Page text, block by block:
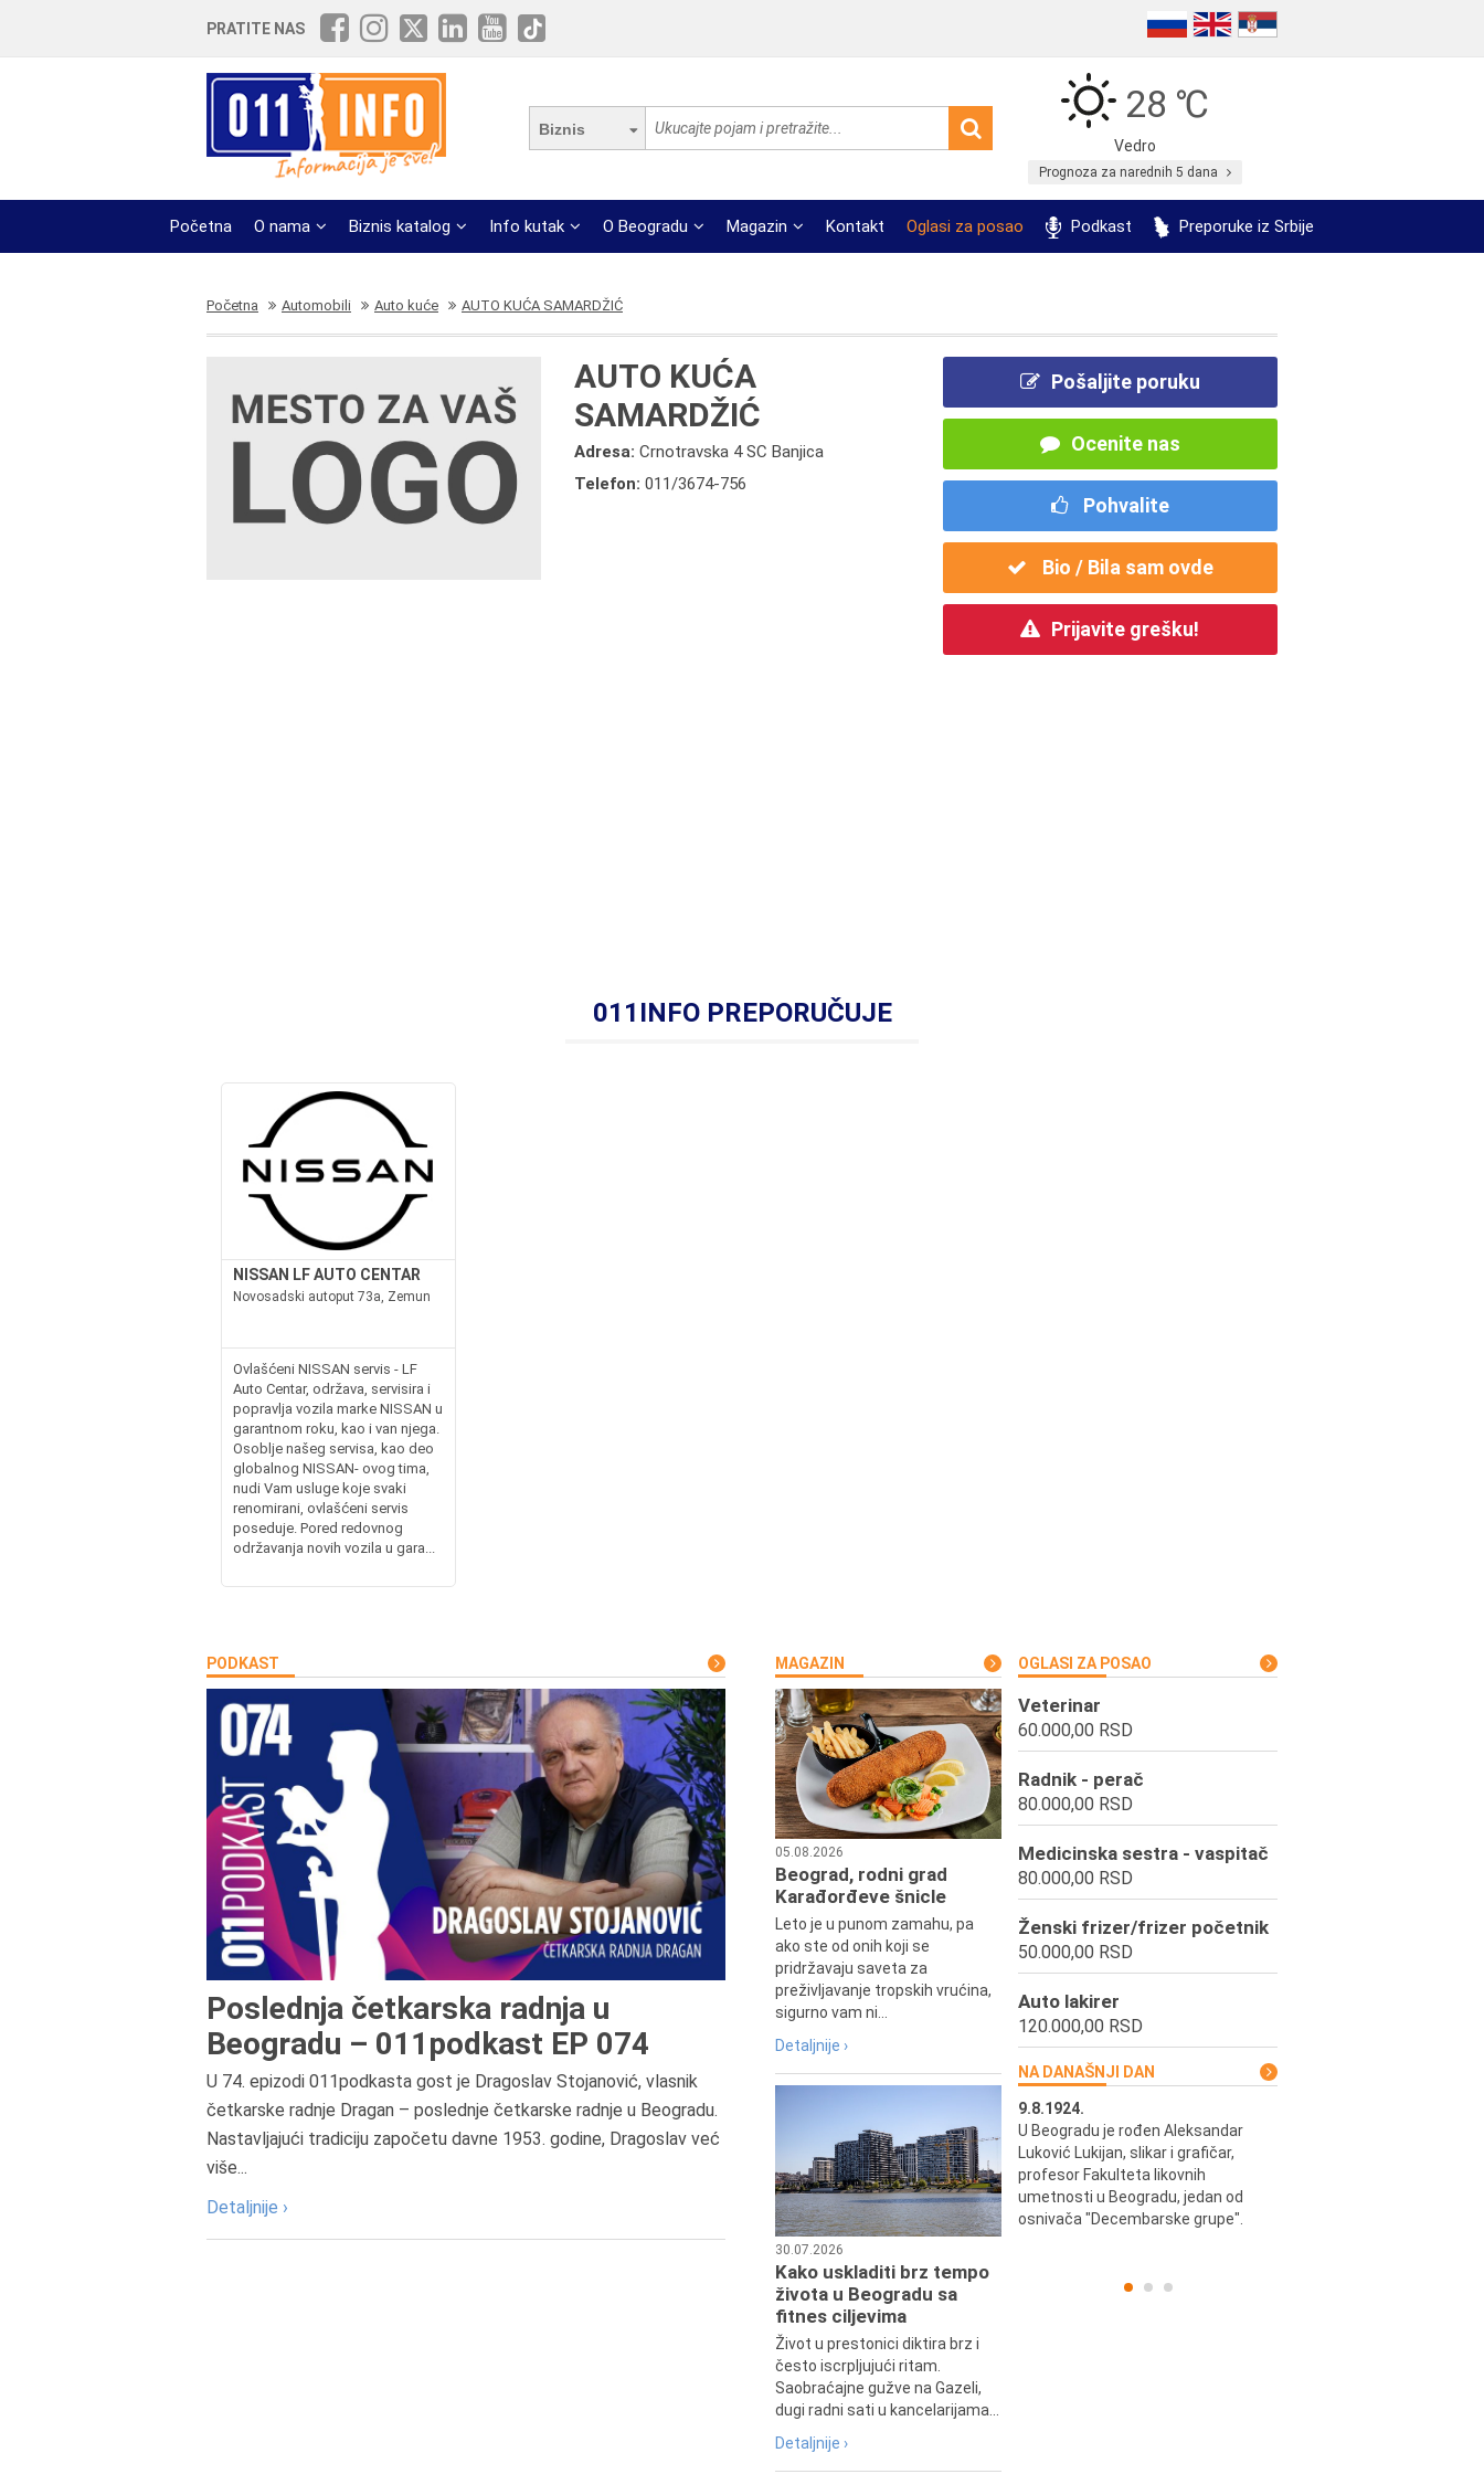
PRATITE NAS
Biznis
28 ℃
Vedro
Prognoza za narednih 5 dana
Početna O nama Biznis katalog Info kutak O Beogradu Magazin Kontakt Oglasi za posao Podkast Preporuke iz Srbije
Početna Automobili Auto kuće AUTO KUĆA SAMARDŽIĆ
AUTO KUĆA
SAMARDŽIĆ
Adresa:Crnotravska 4 SC Banjica
Telefon:011/3674-756
Pošaljite poruku
Ocenite nas
Pohvalite
Bio / Bila sam ovde
Prijavite grešku!
011INFO PREPORUČUJE
NISSAN LF AUTO CENTAR
Novosadski autoput 73a, Zemun
Ovlašćeni NISSAN servis - LF
Auto Centar, održava, servisira i
popravlja vozila marke NISSAN u
garantnom roku, kao i van njega.
Osoblje našeg servisa, kao deo
globalnog NISSAN- ovog tima,
nudi Vam usluge koje svaki
renomirani, ovlašćeni servis
poseduje. Pored redovnog
održavanja novih vozila u gara...
PODKAST
Poslednja četkarska radnja u
Beogradu – 011podkast EP 074
U 74. epizodi 011podkasta gost je Dragoslav Stojanović, vlasnik
četkarske radnje Dragan – poslednje četkarske radnje u Beogradu.
Nastavljajući tradiciju započetu davne 1953. godine, Dragoslav već
više...
Detaljnije ›
MAGAZIN
05.08.2026
Beograd, rodni grad
Karađorđeve šnicle
Leto je u punom zamahu, pa
ako ste od onih koji se
pridržavaju saveta za
preživljavanje tropskih vrućina,
sigurno vam ni...
Detaljnije ›
30.07.2026
Kako uskladiti brz tempo
života u Beogradu sa
fitnes ciljevima
Život u prestonici diktira brz i
često iscrpljujući ritam.
Saobraćajne gužve na Gazeli,
dugi radni sati u kancelarijama...
Detaljnije ›
OGLASI ZA POSAO
Veterinar
60.000,00 RSD
Radnik - perač
80.000,00 RSD
Medicinska sestra - vaspitač
80.000,00 RSD
Ženski frizer/frizer početnik
50.000,00 RSD
Auto lakirer
120.000,00 RSD
NA DANAŠNJI DAN
Dositej Obradović je došao u Srbiju i
u Beograd, gde je nastavio književni i
prosvetni rad, čime je simbolično
najavljen povratak glavnih tokova
srpske kulture južno od Save i
Dunava.
9.8.1924.
U Beogradu je rođen Aleksandar
Luković Lukijan, slikar i grafičar,
profesor Fakulteta likovnih
umetnosti u Beogradu, jedan od
osnivača "Decembarske grupe".